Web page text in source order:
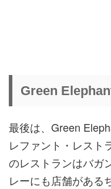
Green
最後は、Green
レファント・レスト
のレストランはバガ
レーにも店舗がある